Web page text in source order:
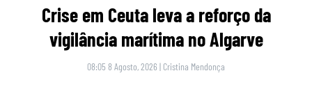
Crise em Ceuta leva a reforço da
vigilância marítima no Algarve
08:05 8 Agosto, 2026 | Cristina Mendonça